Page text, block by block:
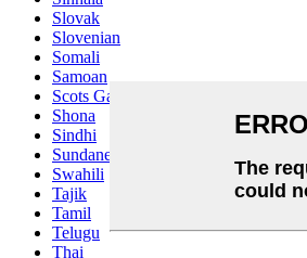
Slovak
Slovenian
Somali
Samoan
Scots Gaelic
Shona
Sindhi
Sundanese
Swahili
Tajik
Tamil
Telugu
Thai